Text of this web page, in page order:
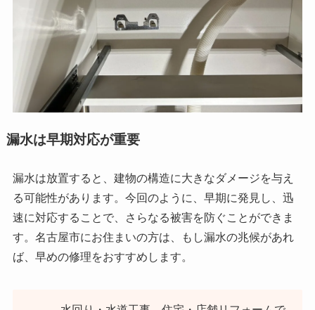
漏水は早期対応が重要
漏水は放置すると、建物の構造に大きなダメージを与え
る可能性があります。今回のように、早期に発見し、迅
速に対応することで、さらなる被害を防ぐことができま
す。名古屋市にお住まいの方は、もし漏水の兆候があれ
ば、早めの修理をおすすめします。